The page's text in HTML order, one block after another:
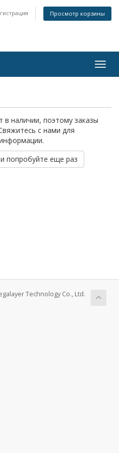
Просмотр корзины
в наличии, поэтому заказы
с нами для
попробуйте еще раз
Technology Co., Ltd.